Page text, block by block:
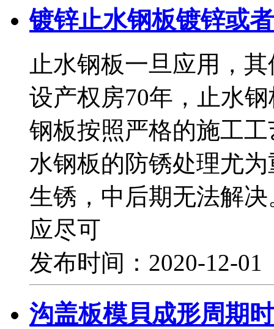
镀锌止水钢板镀锌或
止水钢板一旦应用，
设产权房70年，止水
钢板按照严格的施工
水钢板的防锈处理尤
生锈，中后期无法解
应尽可
发布时间：2020-12-
沟盖板模貝成形周期